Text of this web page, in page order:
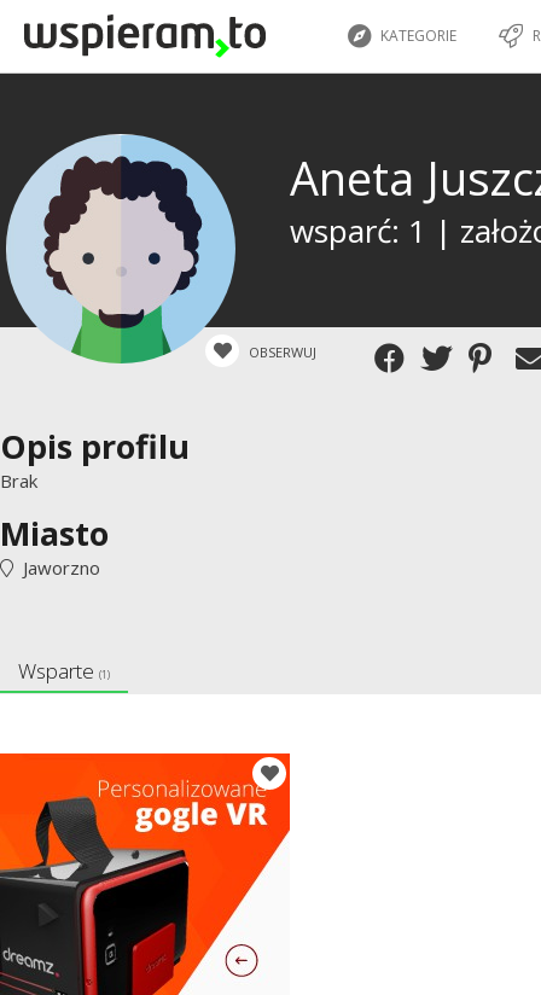
KATEGORIE
Aneta
wsparć: 1 |
OBSERWUJ
Opis profilu
Brak
Miasto
Jaworzno
Wsparte (1)